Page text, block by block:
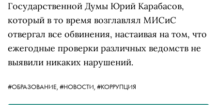
Государственной Думы Юрий Карабасов,
который в то время возглавлял МИСиС
отвергал все обвинения, настаивая на том, что
ежегодные проверки различных ведомств не
выявили никаких нарушений.
#ОБРАЗОВАНИЕ, #НОВОСТИ, #КОРРУПЦИЯ